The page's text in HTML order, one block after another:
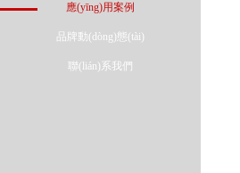
應(yīng)用案例
品牌動(dòng)態(tài)
聯(lián)系我們